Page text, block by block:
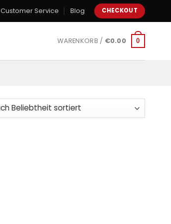
Customer Service Blog CHECKOUT
WARENKORB / €0.00 0